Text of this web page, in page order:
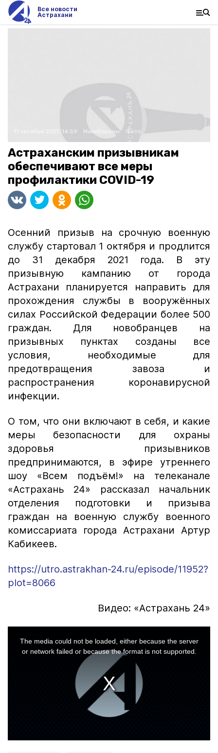
Все новости
Астрахани
17 октября 2021, 14:59 Минобороны Фото:
Астраханским призывникам
обеспечивают все меры
профилактики COVID-19
Осенний призыв на срочную военную
службу стартовал 1 октября и продлится
до 31 декабря 2021 года. В эту
призывную кампанию от города
Астрахани планируется направить для
прохождения службы в вооружённых
силах Российской Федерации более 500
граждан. Для новобранцев на
призывных пунктах созданы все
условия, необходимые для
предотвращения завоза и
распространения коронавирусной
инфекции.
О том, что они включают в себя, и какие
меры безопасности для охраны
здоровья призывников
предпринимаются, в эфире утреннего
шоу «Всем подъём!» на телеканале
«Астрахань 24» рассказал начальник
отделения подготовки и призыва
граждан на военную службу военного
комиссариата города Астрахани Артур
Кабикеев.
https://utro.astrakhan-24.ru/episode/11952?
plot=8066
Видео: «Астрахань 24»
The media could not be loaded, either because the server
or network failed or because the format is not supported.